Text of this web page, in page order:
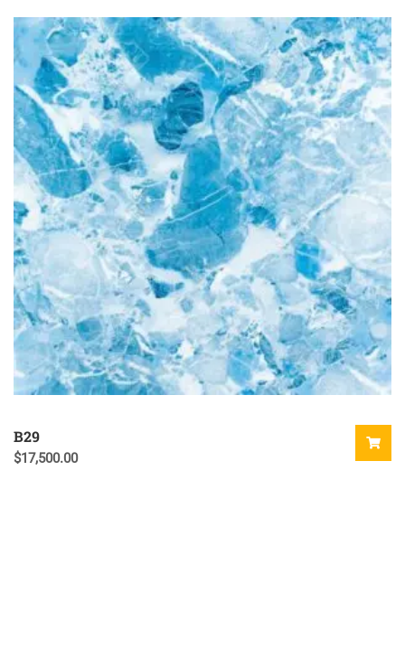
B29
$17,500.00